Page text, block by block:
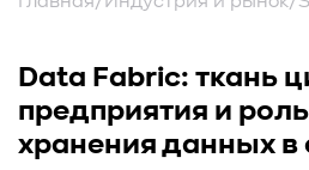
AI
Читать
#Документация
#Архитектура
#ФайловаяСистема
#Кибербезопасность
#ОблачныеТехнологии
Data Fabric: ткань
предприятия и
хранения данных в